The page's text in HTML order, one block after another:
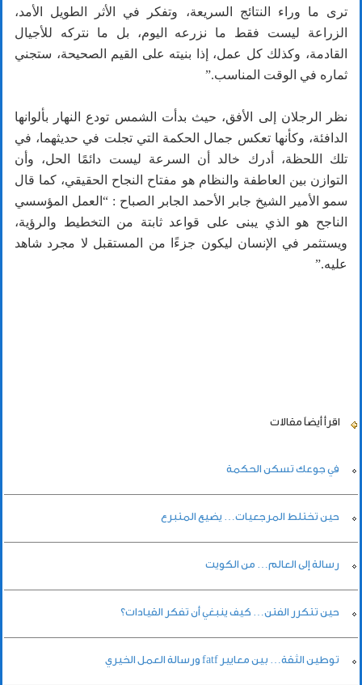
ترى ما وراء النتائج السريعة، وتفكر في الأثر الطويل الأمد،
الزراعة ليست فقط ما نزرعه اليوم، بل ما نتركه للأجيال
القادمة، وكذلك كل عمل، إذا بنيته على القيم الصحيحة، ستجني
ثماره في الوقت المناسب.”
نظر الرجلان إلى الأفق، حيث بدأت الشمس تودع النهار بألوانها
الدافئة، وكأنها تعكس جمال الحكمة التي تجلت في حديثهما، في
تلك اللحظة، أدرك خالد أن السرعة ليست دائمًا الحل، وأن
التوازن بين العاطفة والنظام هو مفتاح النجاح الحقيقي، كما قال
سمو الأمير الشيخ جابر الأحمد الجابر الصباح : “العمل المؤسسي
الناجح هو الذي يبنى على قواعد ثابتة من التخطيط والرؤية،
ويستثمر في الإنسان ليكون جزءًا من المستقبل لا مجرد شاهد
عليه.”
اقرأ أيضاً مقالات
في جوعك تسكن الحكمة
حين تختلط المرجعيات… يضيع المتبرع
رسالة إلى العالم… من الكويت
حين تتكرر الفتن… كيف ينبغي أن تفكر القيادات؟
توطين الثقة… بين معايير fatf ورسالة العمل الخيري